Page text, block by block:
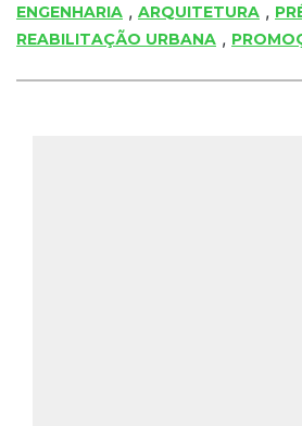
ENGENHARIA , ARQUITETURA ,
REABILITAÇÃO URBANA ,